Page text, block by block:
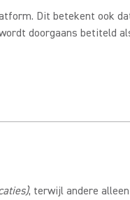
Dit betekent ook
doorgaans betiteld
, terwijl andere